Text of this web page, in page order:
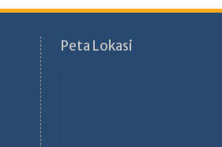
Peta Lokasi